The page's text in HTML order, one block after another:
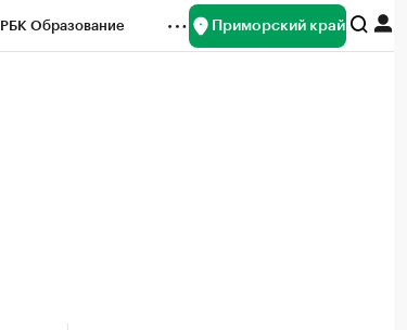
РБК Образование Приморский край